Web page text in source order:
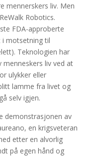
mennerskers liv. Men
Robotics.
FDA-approberte
motsetning til
Teknologien har
liv ved at
ulykker eller
lamme fra livet og
selv igjen.
demonstrasjonen av
en krigsveteran
etter en alvorlig
på egen hånd og